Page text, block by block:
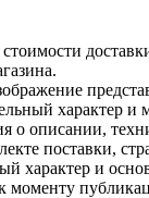
характер и
о описании,
поставки,
характер и
моменту